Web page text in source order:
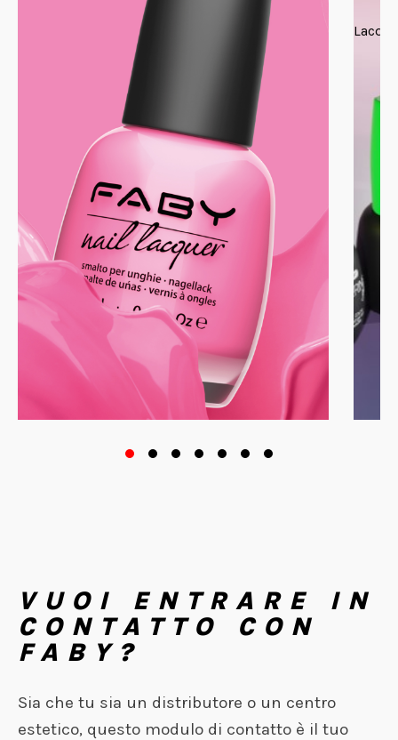
VUOI ENTRARE IN
CONTATTO CON
FABY?
Sia che tu sia un distributore o un centro
estetico, questo modulo di contatto è il tuo